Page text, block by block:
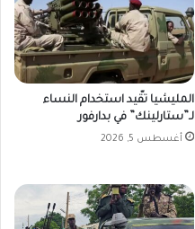
المليشيا تقّيد استخدام النساء
لـ”ستارلينك” في بدارفور
أغسطس 5, 2026